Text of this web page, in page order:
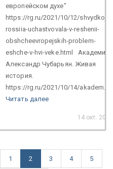
европейском духе"
https://rg.ru/2021/10/12/shvydkoj-
rossiia-uchastvovala-v-reshenii-
obshcheevropejskih-problem-
eshche-v-hvi-veke.html Академик
Александр Чубарьян. Живая
история.
https://rg.ru/2021/10/14/akadem...
Читать далее
14 окт. 2021
1 2 3 4 5